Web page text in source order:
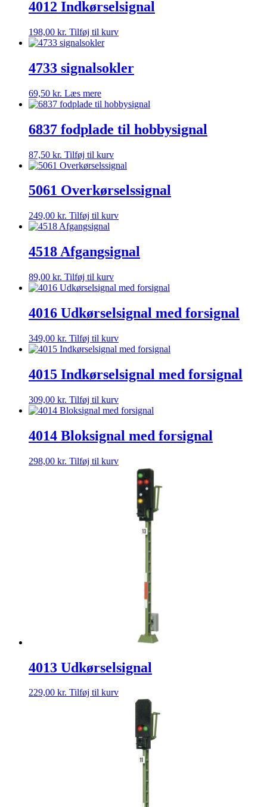
4012 Indkørselsignal
198,00 kr. Tilføj til kurv
4733 signalsokler
69,50 kr. Læs mere
6837 fodplade til hobbysignal
87,50 kr. Tilføj til kurv
5061 Overkørselssignal
249,00 kr. Tilføj til kurv
4518 Afgangsignal
89,00 kr. Tilføj til kurv
4016 Udkørselsignal med forsignal
349,00 kr. Tilføj til kurv
4015 Indkørselsignal med forsignal
309,00 kr. Tilføj til kurv
4014 Bloksignal med forsignal
298,00 kr. Tilføj til kurv
4013 Udkørselsignal
229,00 kr. Tilføj til kurv